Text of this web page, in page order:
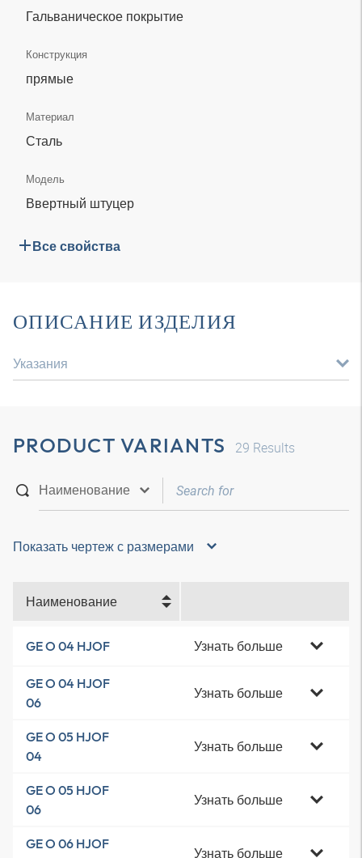
Гальваническое покрытие
Конструкция
прямые
Материал
Сталь
Модель
Ввертный штуцер
Все свойства
ОПИСАНИЕ ИЗДЕЛИЯ
Указания
PRODUCT VARIANTS 29 Results
Показать чертеж с размерами
Наименование
GE O 04 HJOF Узнать больше
GE O 04 HJOF
06
Узнать больше
GE O 05 HJOF
04
Узнать больше
GE O 05 HJOF
06
Узнать больше
GE O 06 HJOF
Узнать больше